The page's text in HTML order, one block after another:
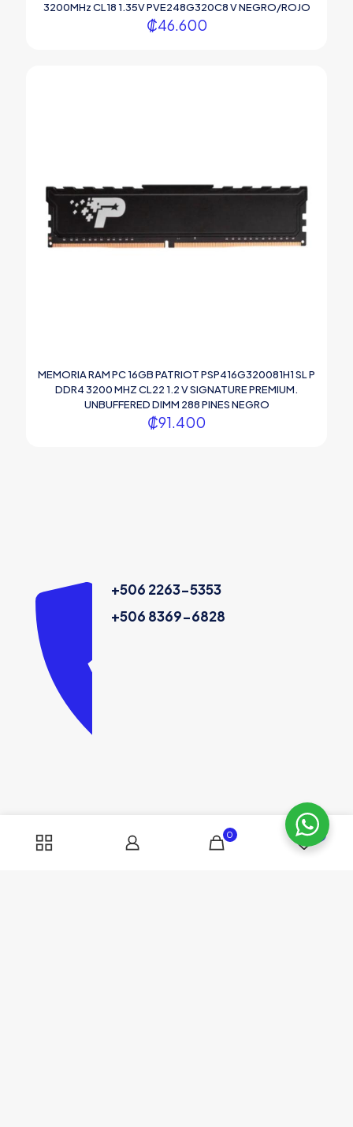
3200MHz CL18 1.35V PVE248G320C8 V NEGRO/ROJO
₡46.600
MEMORIA RAM PC 16GB PATRIOT PSP416G320081H1 SL P
DDR4 3200 MHZ CL22 1.2 V SIGNATURE PREMIUM.
UNBUFFERED DIMM 288 PINES NEGRO
₡91.400
+506 2263-5353
+506 8369-6828
0 0